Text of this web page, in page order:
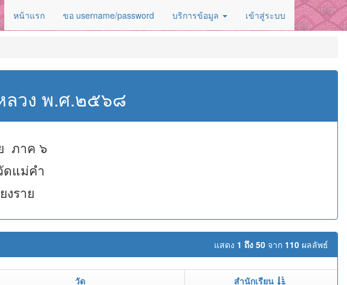
หน้าแรก ขอ username/password บริการข้อมูล เข้าสู่ระบบ
ลวง พ.ศ.๒๕๖๘
ภาค ๖
ดแม่คำ
งราย
แสดง 1 ถึง 50 จาก 110 ผลลัพธ์
วัด สำนักเรียน